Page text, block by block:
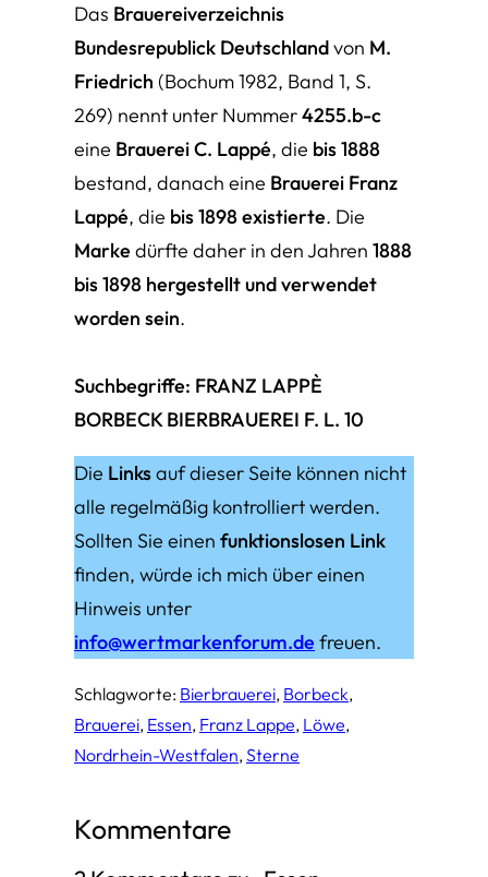
Das Brauereiverzeichnis
Bundesrepublick Deutschlandvon M.
Friedrich (Bochum 1982, Band 1, S.
269) nennt unter Nummer4255.b-c
eine Brauerei C. Lappé, die bis 1888
bestand, danach eine Brauerei Franz
Lappé, die bis 1898 existierte. Die
Markedürfte daher in den Jahren 1888
bis 1898 hergestellt und verwendet
worden sein.
Suchbegriffe: FRANZ LAPPÈ
BORBECK BIERBRAUEREI F. L. 10
Die Linksauf dieser Seite können nicht
alle regelmäßig kontrolliert werden.
Sollten Sie einen funktionslosen Link
finden, würde ich mich über einen
Hinweis unter
info@wertmarkenforum.de freuen.
Schlagworte: Bierbrauerei, Borbeck
Brauerei, Essen, Franz Lappe, Löwe
Nordrhein-Westfalen, Sterne
Kommentare